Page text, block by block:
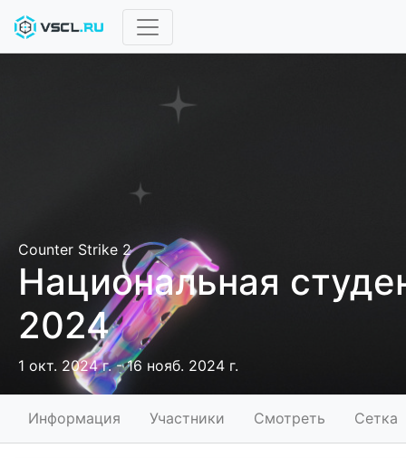
Counter Strike 2
Национальная
2024
1 окт. 2024 г. - 16 нояб. 2024 г.
Информация Участники Смотреть Сетка